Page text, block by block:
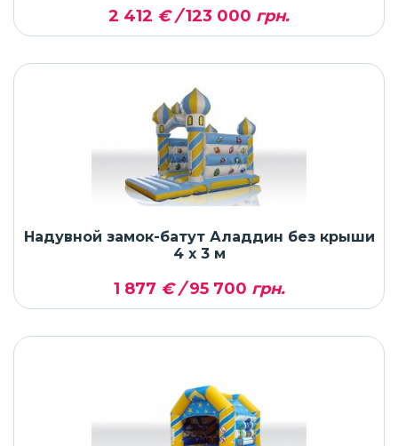
2 412 € /123 000 грн.
Надувной замок-батут Аладдин без крыши
4 x 3 м
1 877 € /95 700 грн.